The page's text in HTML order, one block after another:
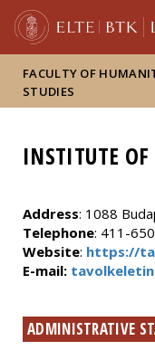
FACULTY OF
STUDIES
INSTITUTE
Address: 1088
Telephone: 411-
Website: https://
E-mail:
ADMINISTRATIVE